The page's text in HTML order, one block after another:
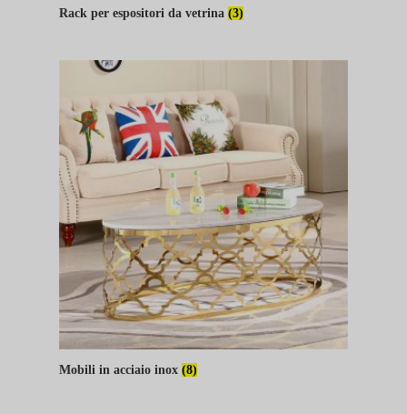
Rack per espositori da vetrina (3)
Mobili in acciaio inox (8)